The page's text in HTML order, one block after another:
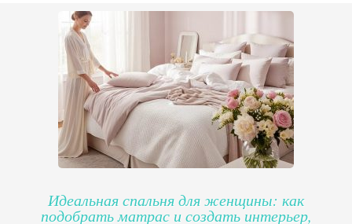
Идеальная спальня для женщины: как
подобрать матрас и создать интерьер,